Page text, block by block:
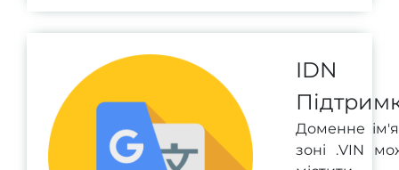
IDN
Доменне
зоні .VIN